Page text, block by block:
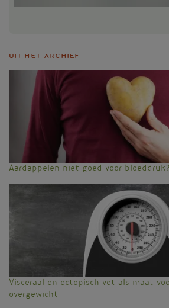
Uit het archief
Aardappelen niet goed voor bloeddruk?
Visceraal en ectopisch vet als maat
overgewicht